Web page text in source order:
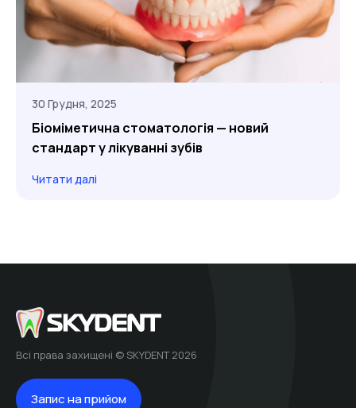
30 Грудня, 2025
Біоміметична стоматологія — новий
стандарт у лікуванні зубів
Читати далі
Всі права захищені © SKYDENT 2026
Запис на прийом